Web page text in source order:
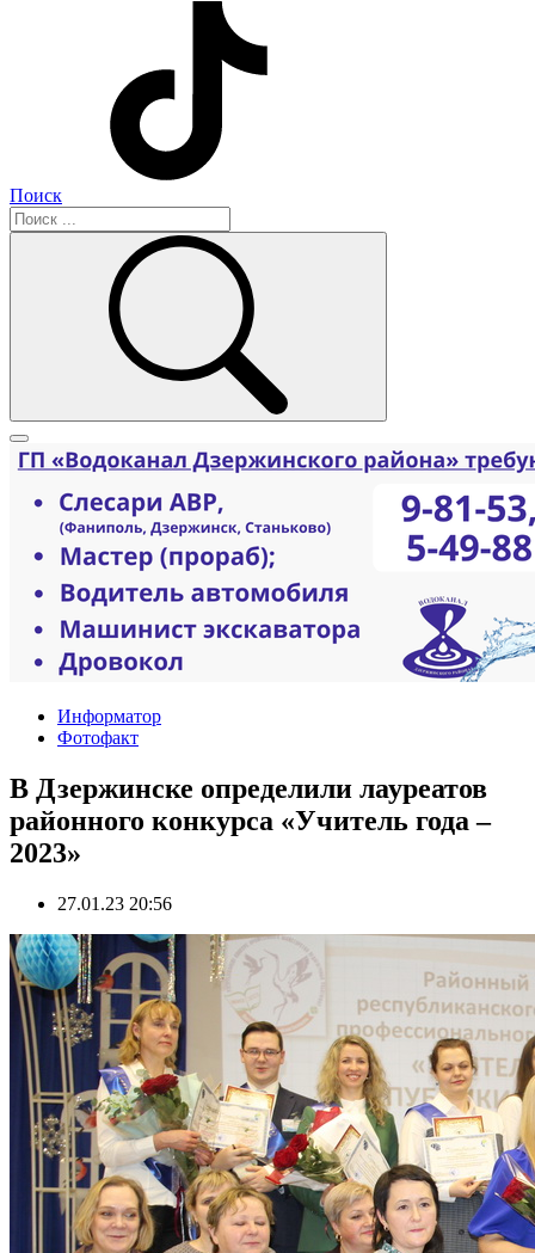
Поиск
Информатор
Фотофакт
В Дзержинске определили лауреатов
районного конкурса «Учитель года –
2023»
27.01.23 20:56